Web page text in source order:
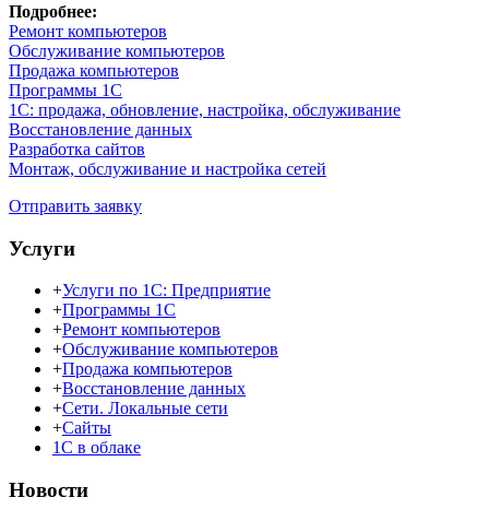
Подробнее:
Ремонт компьютеров
Обслуживание компьютеров
Продажа компьютеров
Программы 1С
1С: продажа, обновление, настройка, обслуживание
Восстановление данных
Разработка сайтов
Монтаж, обслуживание и настройка сетей
Отправить заявку
Услуги
+Услуги по 1С: Предприятие
+Программы 1С
+Ремонт компьютеров
+Обслуживание компьютеров
+Продажа компьютеров
+Восстановление данных
+Сети. Локальные сети
+Сайты
1С в облаке
Новости